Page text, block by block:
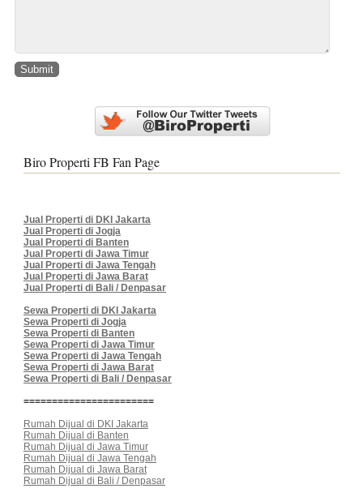
Biro Properti FB Fan Page
Jual Properti di DKI Jakarta
Jual Properti di Jogja
Jual Properti di Banten
Jual Properti di Jawa Timur
Jual Properti di Jawa Tengah
Jual Properti di Jawa Barat
Jual Properti di Bali / Denpasar
Sewa Properti di DKI Jakarta
Sewa Properti di Jogja
Sewa Properti di Banten
Sewa Properti di Jawa Timur
Sewa Properti di Jawa Tengah
Sewa Properti di Jawa Barat
Sewa Properti di Bali / Denpasar
=======================
Rumah Dijual di DKI Jakarta
Rumah Dijual di Banten
Rumah Dijual di Jawa Timur
Rumah Dijual di Jawa Tengah
Rumah Dijual di Jawa Barat
Rumah Dijual di Bali / Denpasar